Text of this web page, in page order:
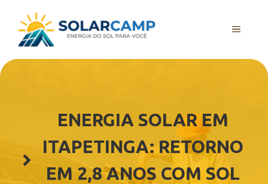
conteúdo
MENU
ENERGIA SOLAR EM
ITAPETINGA: RETORNO
EM 2,8 ANOS COM SOL